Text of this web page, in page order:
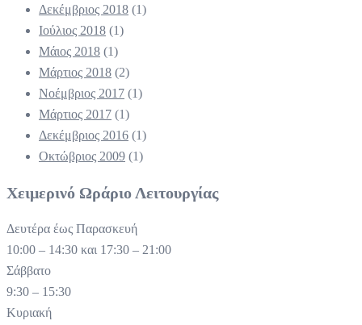
Δεκέμβριος 2018 (1)
Ιούλιος 2018 (1)
Μάιος 2018 (1)
Μάρτιος 2018 (2)
Νοέμβριος 2017 (1)
Μάρτιος 2017 (1)
Δεκέμβριος 2016 (1)
Οκτώβριος 2009 (1)
Χειμερινό Ωράριο Λειτουργίας
Δευτέρα έως Παρασκευή
10:00 – 14:30 και 17:30 – 21:00
Σάββατο
9:30 – 15:30
Κυριακή